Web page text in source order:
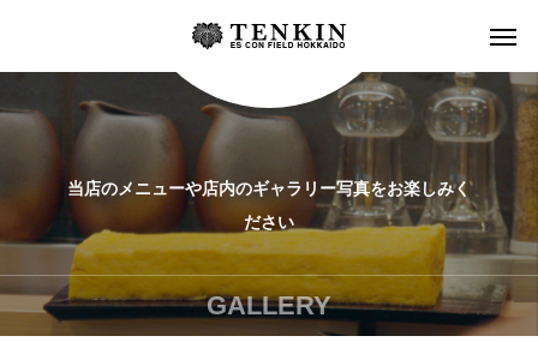
当店のメニューや店内のギャラリー写真をお楽しみく
ださい
GALLERY